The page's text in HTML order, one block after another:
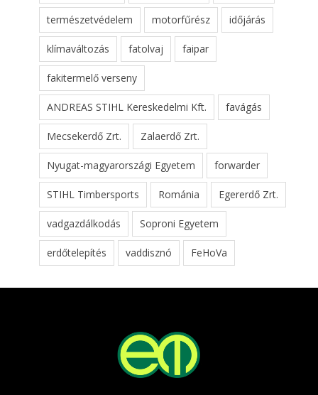
természetvédelem motorfűrész időjárás
klímaváltozás fatolvaj faipar
fakitermelő verseny
ANDREAS STIHL Kereskedelmi Kft. favágás
Mecsekerdő Zrt. Zalaerdő Zrt.
Nyugat-magyarországi Egyetem forwarder
STIHL Timbersports Románia Egererdő Zrt.
vadgazdálkodás Soproni Egyetem
erdőtelepítés vaddisznó FeHoVa